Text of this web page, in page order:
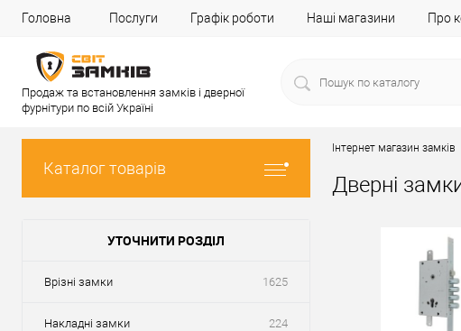
Головна Послуги Графік роботи Наші магазини Про
Продаж та встановлення замків і дверної
фурнітури по всій Україні
Каталог товарів
УТОЧНИТИ РОЗДІЛ
Врізні замки 1625
Накладні замки 224
Інтернет магазин замків
Дверні